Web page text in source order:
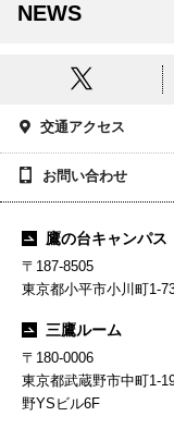
NEWS
交通アクセス
お問い合わせ
鷹の台キャンパス
〒187-8505
東京都小平市小川町1-
三鷹ルーム
〒180-0006
東京都武蔵野市中町1-
野YSビル6F